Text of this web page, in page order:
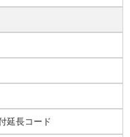
延長コード